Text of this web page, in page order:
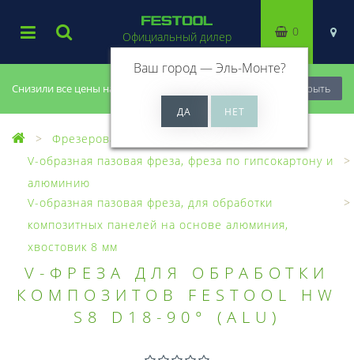
Снизили все цены на 20%, успей купить! Закрыть
Официальный дилер
Ваш город —Эль-Монте?
0
Фрезерование
V-образная пазовая фреза, фреза по гипсокартону и
алюминию
V-образная пазовая фреза, для обработки
композитных панелей на основе алюминия,
хвостовик 8 мм
V-ФРЕЗА ДЛЯ ОБРАБОТКИ
КОМПОЗИТОВ FESTOOL HW
S8 D18-90° (ALU)